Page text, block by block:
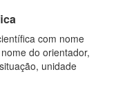
com nome
do orientador,
unidade